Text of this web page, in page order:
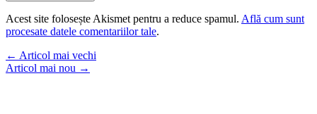
Acest site folosește Akismet pentru a reduce spamul. Află cum sunt
procesate datele comentariilor tale.
← Articol mai vechi
Articol mai nou →